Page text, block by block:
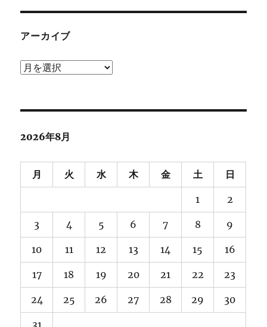
アーカイブ
ア
ブ
2026年8月
月 火 水 木 金 土 日
1 2
3 4 5 6 7 8 9
10 11 12 13 14 15 16
17 18 19 20 21 22 23
24 25 26 27 28 29 30
31